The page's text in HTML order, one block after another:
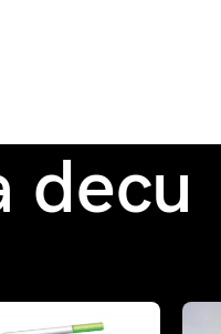
decu